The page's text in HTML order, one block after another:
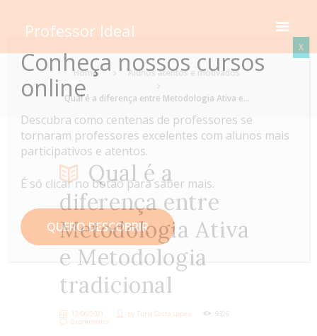
Professor Ideal
Home Alunos atentos e motivados
Qual é a diferença entre Metodologia Ativa e...
Qual é a
diferença entre
Metodologia Ativa
e Metodologia
tradicional
12/06/2021 byTúria Costa Lopes
9326
0 comments
Conheça nossos cursos
online
Descubra como centenas de professores se
tornaram professores excelentes com alunos mais
participativos e atentos.
É só clicar no botão para saber mais.
QUERO DESCOBRIR
X